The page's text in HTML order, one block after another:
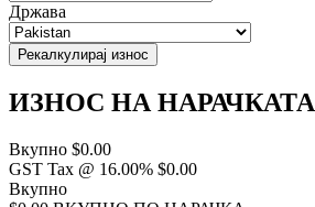
Држава
Рекалкулирај износ
ИЗНОС НА НАРАЧКАТА
Вкупно $0.00
GST Tax @ 16.00% $0.00
Вкупно